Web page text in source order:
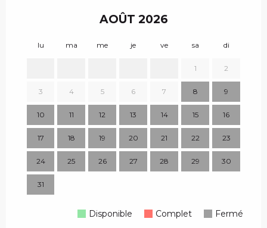
AOÛT 2026
lu ma me je ve sa di
1 2
3 4 5 6 7 8 9
10 11 12 13 14 15 16
17 18 19 20 21 22 23
24 25 26 27 28 29 30
31
Disponible Complet Fermé